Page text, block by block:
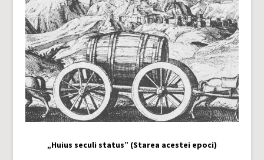
„Huius seculi status” (Starea acestei epoci)